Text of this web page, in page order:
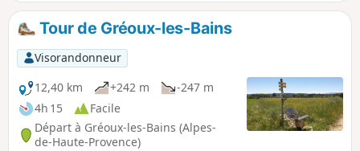
Tour de Gréoux-les-Bains
Visorandonneur
12,40 km
+242 m
-247 m
4h 15
Facile
Départ à Gréoux-les-Bains (Alpes-
de-Haute-Provence)